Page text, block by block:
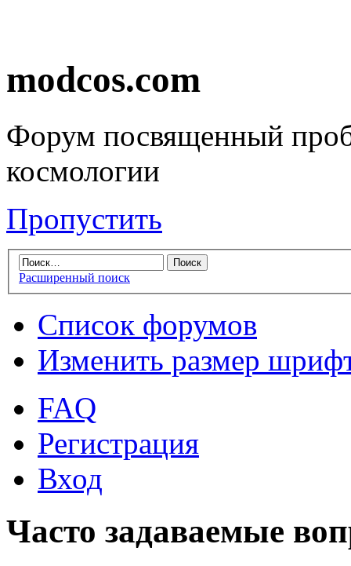
modcos.com
Форум посвященный
космологии
Пропустить
Расширенный поиск
Список форумов
Изменить размер
FAQ
Регистрация
Вход
Часто задаваемые